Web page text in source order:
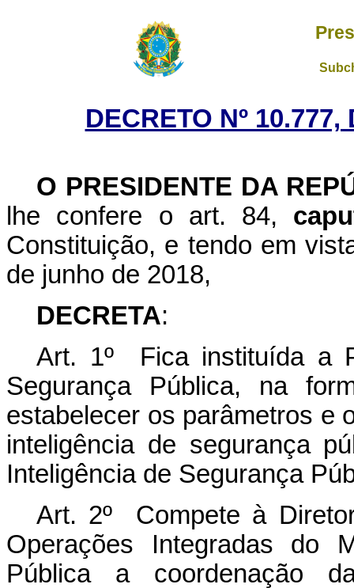
DECRETO Nº
O PRESIDENTE DA
lhe confere o art. 84,
Constituição, e tendo em
de junho de 2018,
DECRETA:
Art. 1º Fica instituída a
Segurança Pública, na
estabelecer os parâmetros e
inteligência de segurança
Inteligência de Segurança
Art. 2º Compete à
Operações Integradas do
Pública a coordenação